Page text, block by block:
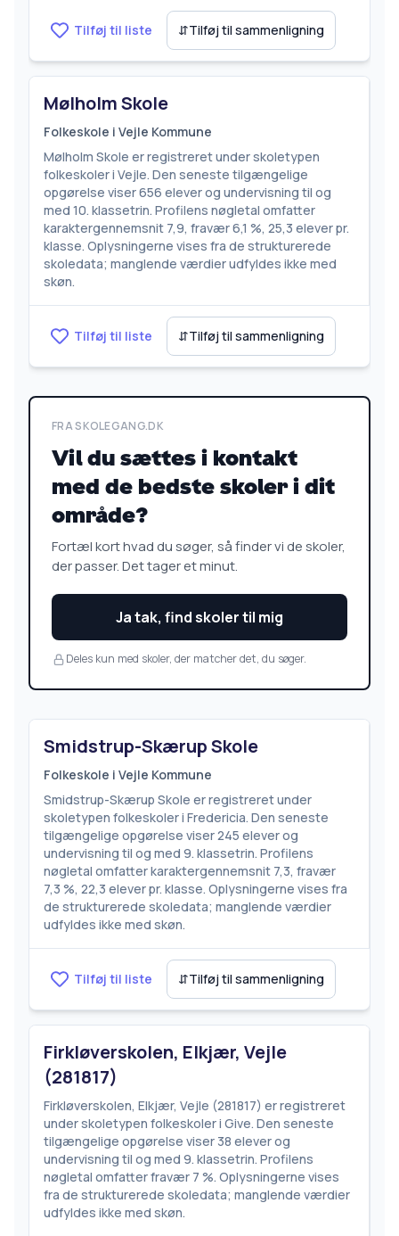
Tilføj til liste ⇵Tilføj til sammenligning
Mølholm Skole
Folkeskole i Vejle Kommune
Mølholm Skole er registreret under skoletypen
folkeskoler i Vejle. Den seneste tilgængelige
opgørelse viser 656 elever og undervisning til og
med 10. klassetrin. Profilens nøgletal omfatter
karaktergennemsnit 7,9, fravær 6,1 %, 25,3 elever pr.
klasse. Oplysningerne vises fra de strukturerede
skoledata; manglende værdier udfyldes ikke med
skøn.
Tilføj til liste ⇵Tilføj til sammenligning
FRA SKOLEGANG.DK
Vil du sættes i kontakt
med de bedste skoler i dit
område?
Fortæl kort hvad du søger, så finder vi de skoler,
der passer. Det tager et minut.
Ja tak, find skoler til mig
Deles kun med skoler, der matcher det, du søger.
Smidstrup-Skærup Skole
Folkeskole i Vejle Kommune
Smidstrup-Skærup Skole er registreret under
skoletypen folkeskoler i Fredericia. Den seneste
tilgængelige opgørelse viser 245 elever og
undervisning til og med 9. klassetrin. Profilens
nøgletal omfatter karaktergennemsnit 7,3, fravær
7,3 %, 22,3 elever pr. klasse. Oplysningerne vises fra
de strukturerede skoledata; manglende værdier
udfyldes ikke med skøn.
Tilføj til liste ⇵Tilføj til sammenligning
Firkløverskolen, Elkjær, Vejle
(281817)
Firkløverskolen, Elkjær, Vejle (281817) er registreret
under skoletypen folkeskoler i Give. Den seneste
tilgængelige opgørelse viser 38 elever og
undervisning til og med 9. klassetrin. Profilens
nøgletal omfatter fravær 7 %. Oplysningerne vises
fra de strukturerede skoledata; manglende værdier
udfyldes ikke med skøn.